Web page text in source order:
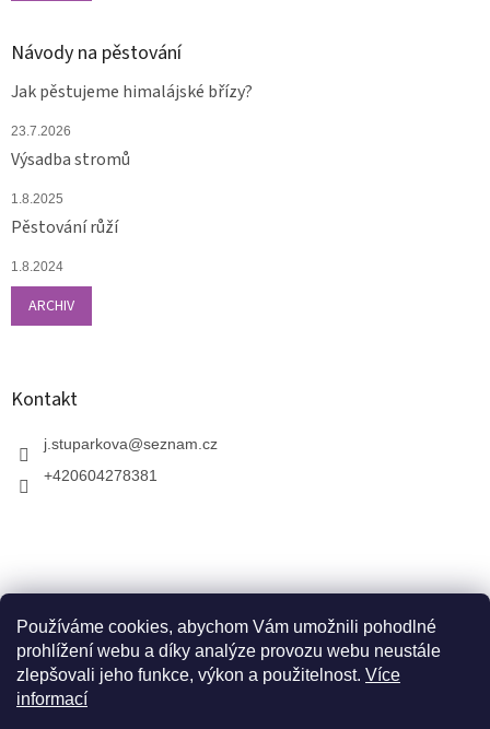
Používáme cookies, abychom Vám umožnili pohodlné
prohlížení webu a díky analýze provozu webu neustále
zlepšovali jeho funkce, výkon a použitelnost. Více
informacíV zahradnictví je možné osobně vybírat stromy a
Návody na pěstování
Jak pěstujeme himalájské břízy?
23.7.2026
Výsadba stromů
1.8.2025
Pěstování růží
1.8.2024
ARCHIV
Kontakt
j.stuparkova@seznam.cz
+420604278381